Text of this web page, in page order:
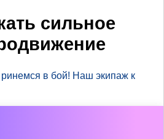
сильное
ринемся в бой! Наш экипаж к